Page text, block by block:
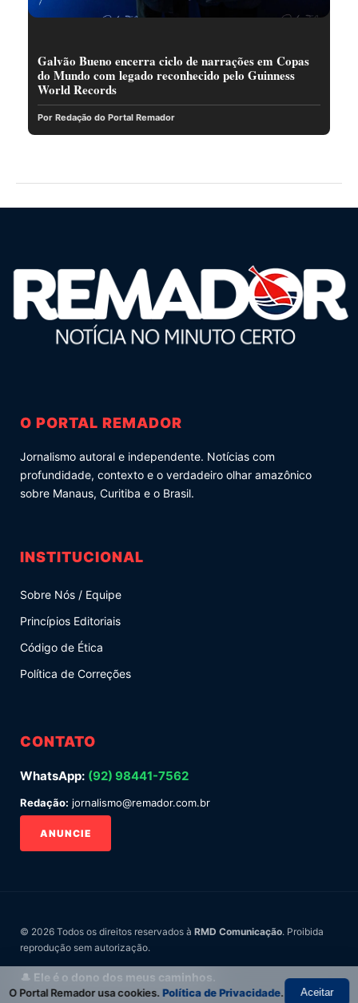
Galvão Bueno encerra ciclo de narrações em Copas
do Mundo com legado reconhecido pelo Guinness
World Records
Por Redação do Portal Remador
O PORTAL REMADOR
Jornalismo autoral e independente. Notícias com
profundidade, contexto e o verdadeiro olhar amazônico
sobre Manaus, Curitiba e o Brasil.
INSTITUCIONAL
Sobre Nós / Equipe
Princípios Editoriais
Código de Ética
Política de Correções
CONTATO
WhatsApp: (92) 98441-7562
Redação: jornalismo@remador.com.br
ANUNCIE
© 2026 Todos os direitos reservados à RMD Comunicação. Proibida
reprodução sem autorização.
🎩 Ele é o dono dos meus caminhos.
O Portal Remador usa cookies.Política de Privacidade. Aceitar